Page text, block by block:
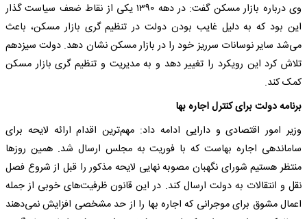
وی درباره بازار مسکن گفت: در دهه ۱۳۹۰ یکی از نقاط ضعف سیاست گذار
این بود که به دلیل غایب بودن دولت در تنظیم گری بازار مسکن، باعث
می‌شد سایر نوسانات سرریز خود را در بازار مسکن نشان دهد. دولت سیزدهم
تلاش کرد این رویکرد را تغییر دهد و به مدیریت و تنظیم گری بازار مسکن
کمک کند.
برنامه دولت برای کنترل اجاره بها
وزیر امور اقتصادی و دارایی ادامه داد: مهم‌ترین اقدام ارائه لایحه برای
ساماندهی اجاره بهاست که با فوریت به مجلس ارسال شد. همین روزها
منتظر هستیم شورای نگهبان مصوبه نهایی لایحه مذکور را قبل از شروع فصل
نقل و انتقالات به دولت ارسال کند. در این قانون ظرفیت‌های خوبی از جمله
اعمال مشوق برای موجرانی که اجاره بها را از حد مشخصی افزایش نمی‌دهند